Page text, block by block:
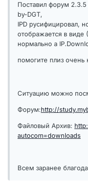
Поставил форум 2.3.5
by-DGT,
IPD русифицировал,
отображается в виде
нормально а
помогите плиз очень
Ситуацию можно
Форум:http://
Файловый Архив:
autocom=downloads
Всем заранее